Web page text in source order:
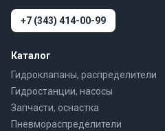
+7 (343) 414-00-99
Каталог
Гидроклапаны, распределители
Гидростанции, насосы
Запчасти, оснастка
Пневмораспределители